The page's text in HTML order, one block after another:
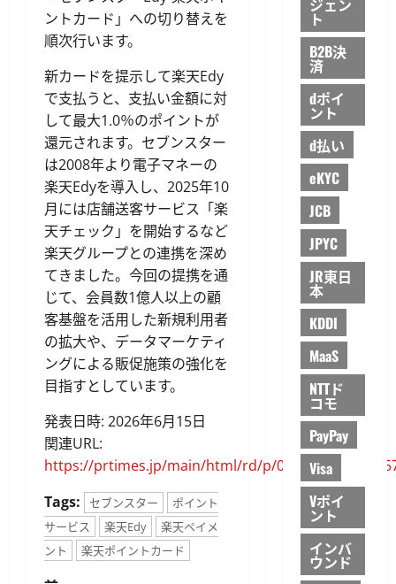
ントカード」への切り替えを
順次行います。
新カードを提示して楽天Edy
で支払うと、支払い金額に対
して最大1.0％のポイントが
還元されます。セブンスター
は2008年より電子マネーの
楽天Edyを導入し、2025年10
月には店舗送客サービス「楽
天チェック」を開始するなど
楽天グループとの連携を深め
てきました。今回の提携を通
じて、会員数1億人以上の顧
客基盤を活用した新規利用者
の拡大や、データマーケティ
ングによる販促施策の強化を
目指すとしています。
発表日時: 2026年6月15日
関連URL:
https://prtimes.jp/main/html/rd/p/
Tags:
セブンスター
ポイント
サービス
楽天Edy
楽天ペイメ
ント
楽天ポイントカード
ジェン
ト
B2B決
済
dポイ
ント
d払い
eKYC
JCB
JPYC
JR東日
本
KDDI
MaaS
NTTド
コモ
PayPay
Visa
Vポイ
ント
インバ
ウンド